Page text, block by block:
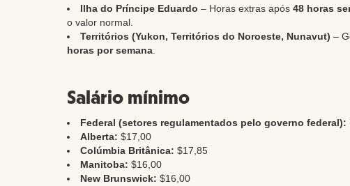
Ilha do Príncipe Eduardo – Horas extras após 48 horas
o valor normal.
Territórios (Yukon, Territórios do Noroeste, Nunavut) –
horas por semana
Salário mínimo
Federal (setores regulamentados pelo governo federal):
Alberta: $17,00
Colúmbia Britânica: $17,85
Manitoba: $16,00
New Brunswick: $16,00